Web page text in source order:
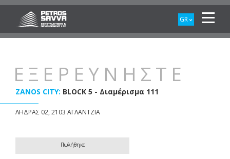
GR
ΕΞΕΡΕΥΝΗΣΤΕ
ZANOS CITY: BLOCK 5 - Διαμέρισμα 111
ΛΗΔΡΑΣ 02, 2103 ΑΓΛΑΝΤΖΙΑ
Πωλήθηκε